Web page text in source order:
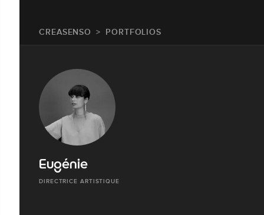
CREASENSO PORTFOLIOS
Eugénie
DIRECTRICE ARTISTIQUE